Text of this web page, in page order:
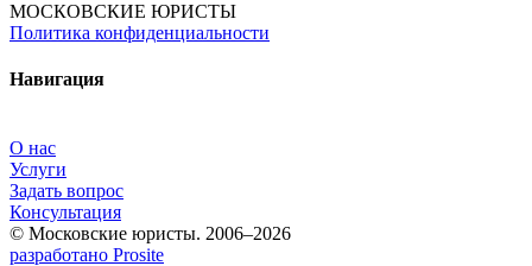
МОСКОВСКИЕ ЮРИСТЫ
Политика конфиденциальности
Навигация
О нас
Услуги
Задать вопрос
Консультация
© Московские юристы. 2006–2026
разработано Prosite